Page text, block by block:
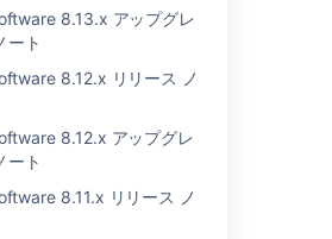
8.13.x アップグレ
ート
8.12.x リリース ノ
8.12.x アップグレ
ート
8.11.x リリース ノ
to Jira 7 or newer
- Incorrect Dutch
Center instance